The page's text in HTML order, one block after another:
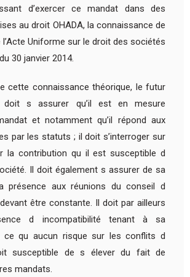
d’exercer ce mandat dans des
au droit OHADA, la connaissance de
Uniforme sur le droit des sociétés
30 janvier 2014.
cette connaissance théorique, le futur
doit s assurer qu’il est en mesure
et notamment qu’il répond aux
par les statuts ; il doit s’interroger sur
la contribution qu il est susceptible d
Il doit également s assurer de sa
présence aux réunions du conseil d
être constante. Il doit par ailleurs
d incompatibilité tenant à sa
ce qu aucun risque sur les conflits d
susceptible de s élever du fait de
mandats.